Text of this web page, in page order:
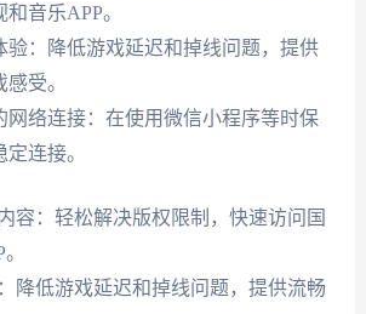
音乐APP。
验：降低游戏延迟和掉线问题，提供
受。
网络连接：在使用微信小程序等时保
连接。
容：轻松解决版权限制，快速访问国
降低游戏延迟和掉线问题，提供流畅